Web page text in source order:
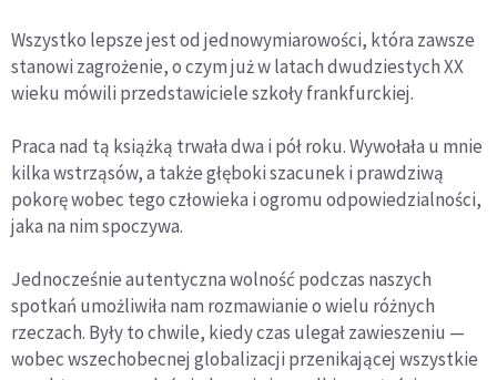
Wszystko lepsze jest od jednowymiarowości, która zawsze
stanowi zagrożenie, o czym już w latach dwudziestych XX
wieku mówili przedstawiciele szkoły frankfurckiej.
Praca nad tą książką trwała dwa i pół roku. Wywołała u mnie
kilka wstrząsów, a także głęboki szacunek i prawdziwą
pokorę wobec tego człowieka i ogromu odpowiedzialności,
jaka na nim spoczywa.
Jednocześnie autentyczna wolność podczas naszych
spotkań umożliwiła nam rozmawianie o wielu różnych
rzeczach. Były to chwile, kiedy czas ulegał zawieszeniu —
wobec wszechobecnej globalizacji przenikającej wszystkie